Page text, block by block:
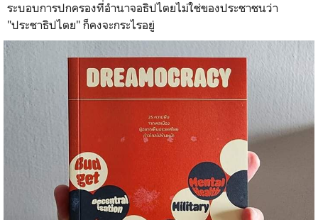
ระบอบการปกครองที่อำนาจอธิปไตยไม่ใช่ของประชาชนว่า
"ประชาธิปไตย" ก็คงจะกระไรอยู่